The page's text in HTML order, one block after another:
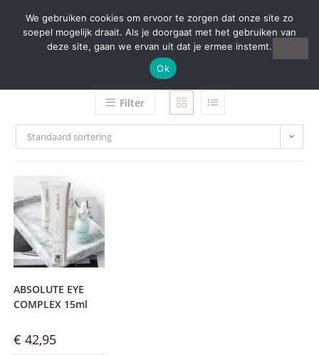
Filter
Standaard sortering
ABSOLUTE EYE
COMPLEX 15ml
€ 42,95
We gebruiken cookies om ervoor te zorgen dat onze site zo
soepel mogelijk draait. Als je doorgaat met het gebruiken van
deze site, gaan we ervan uit dat je ermee instemt.
Ok